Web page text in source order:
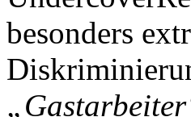
besonders